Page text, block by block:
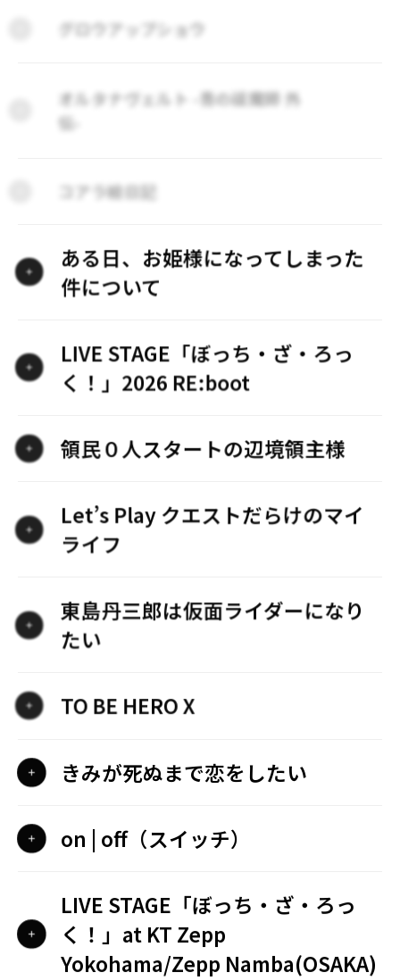
グロウアップショウ
オルタナヴェルト -青の祓魔師 外
伝-
コアラ絵日記
ある日、お姫様になってしまった
件について
LIVE STAGE「ぼっち・ざ・ろっ
く！」2026 RE:boot
領民０人スタートの辺境領主様
Let’s Play クエストだらけのマイ
ライフ
東島丹三郎は仮面ライダーになり
たい
TO BE HERO X
きみが死ぬまで恋をしたい
on | off（スイッチ）
LIVE STAGE「ぼっち・ざ・ろっ
く！」at KT Zepp
Yokohama/Zepp Namba(OSAKA)